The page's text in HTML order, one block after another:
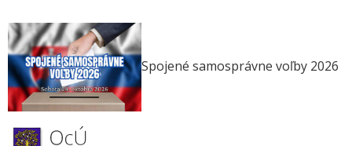
Spojené samosprávne voľby 2026